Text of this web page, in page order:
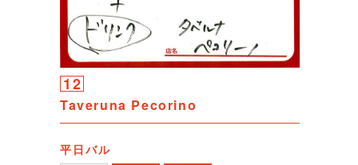
12
Taveruna Pecorino
平日バル